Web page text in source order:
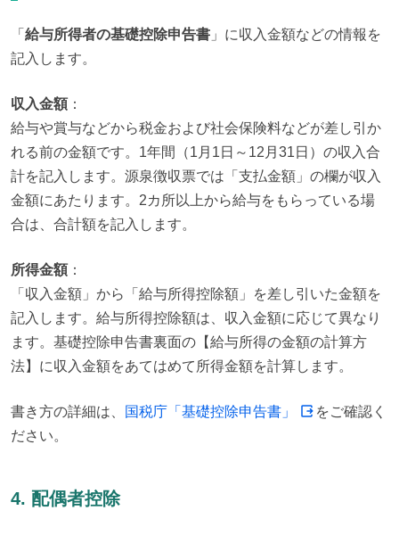
「 給与所得者の基礎控除申告書 」に収入金額などの情報を
記入します。
収入金額：
給与や賞与などから税金および社会保険料などが差し引か
れる前の金額です。1年間（1月1日～12月31日）の収入合
計を記入します。源泉徴収票では「支払金額」の欄が収入
金額にあたります。2カ所以上から給与をもらっている場
合は、合計額を記入します。
所得金額：
「収入金額」から「給与所得控除額」を差し引いた金額を
記入します。給与所得控除額は、収入金額に応じて異なり
ます。基礎控除申告書裏面の【給与所得の金額の計算方
法】に収入金額をあてはめて所得金額を計算します。
書き方の詳細は、 国税庁「基礎控除申告書」
をご確認く
ださい。
4. 配偶者控除